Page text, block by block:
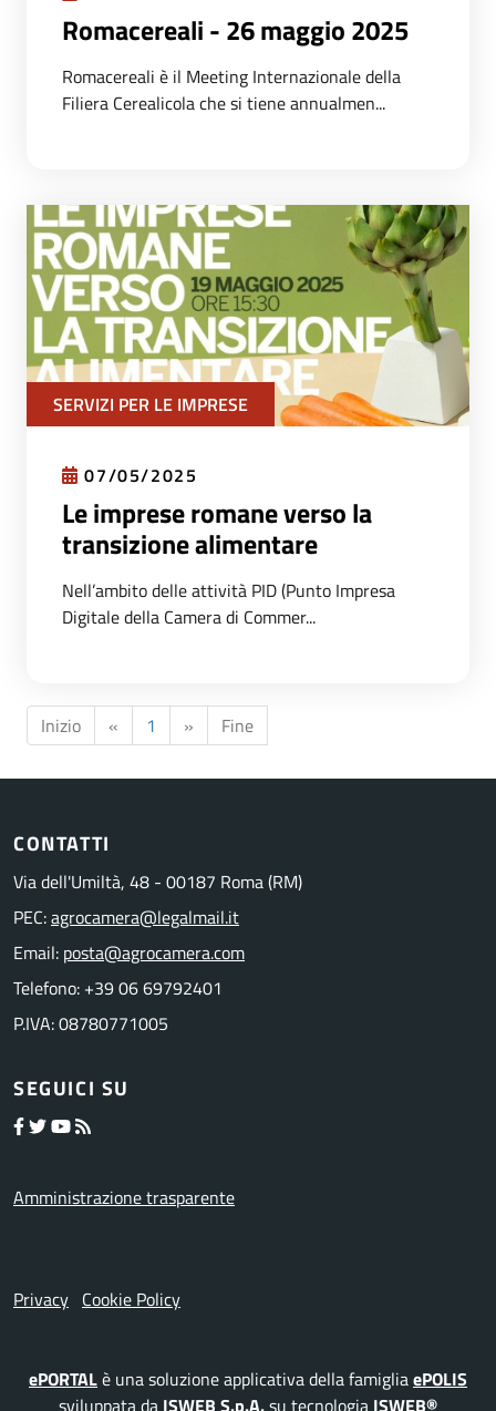
Romacereali - 26 maggio 2025
Romacereali è il Meeting Internazionale della
Filiera Cerealicola che si tiene annualmen...
SERVIZI PER LE IMPRESE
07/05/2025
Le imprese romane verso la
transizione alimentare
Nell’ambito delle attività PID (Punto Impresa
Digitale della Camera di Commer...
Inizio « 1 » Fine
CONTATTI
Via dell'Umiltà, 48 - 00187 Roma (RM)
PEC:agrocamera@legalmail.it
Email: posta@agrocamera.com
Telefono: +39 06 69792401
P.IVA: 08780771005
SEGUICI SU
Amministrazione trasparente
Privacy Cookie Policy
ePORTALè una soluzione applicativa della famigliaePOLIS